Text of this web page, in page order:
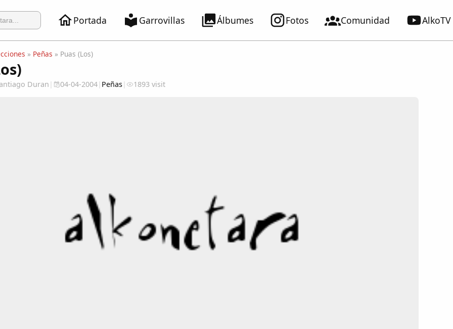
Portada Garrovillas Álbumes Fotos Comunidad AlkoTV
» Peñas » Puas (Los)
Duran | 04-04-2004| Peñas| 1893 visit